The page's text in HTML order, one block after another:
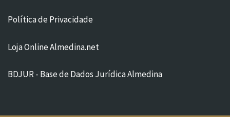
Política de Privacidade
Loja Online Almedina.net
BDJUR - Base de Dados Jurídica Almedina